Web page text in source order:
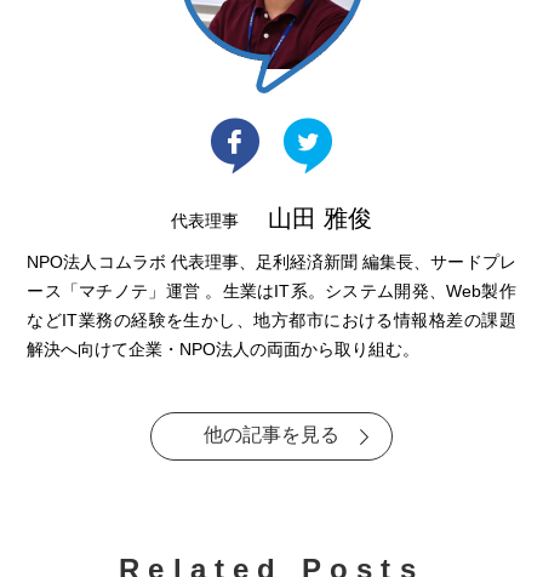
代表理事 山田 雅俊
NPO法人コムラボ 代表理事、足利経済新聞 編集長、サードプレ
ース「マチノテ」運営 。生業はIT系。システム開発、Web製作
などIT業務の経験を生かし、地方都市における情報格差の課題
解決へ向けて企業・NPO法人の両面から取り組む。
他の記事を見る
Related Posts